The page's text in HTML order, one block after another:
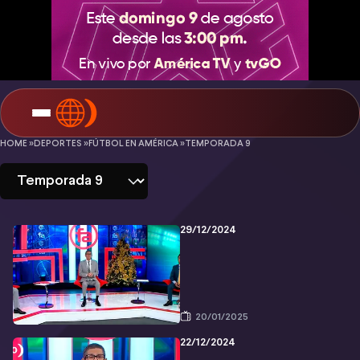
Fútbol
en
América
Temporada
9
HOME » DEPORTES » FÚTBOL EN AMÉRICA » TEMPORADA 9
29/12/2024
20/01/2025
22/12/2024